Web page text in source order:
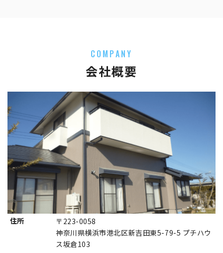
COMPANY
会社概要
住所
〒223-0058
神奈川県横浜市港北区新吉田東5-79-5 プチハウ
ス坂倉103